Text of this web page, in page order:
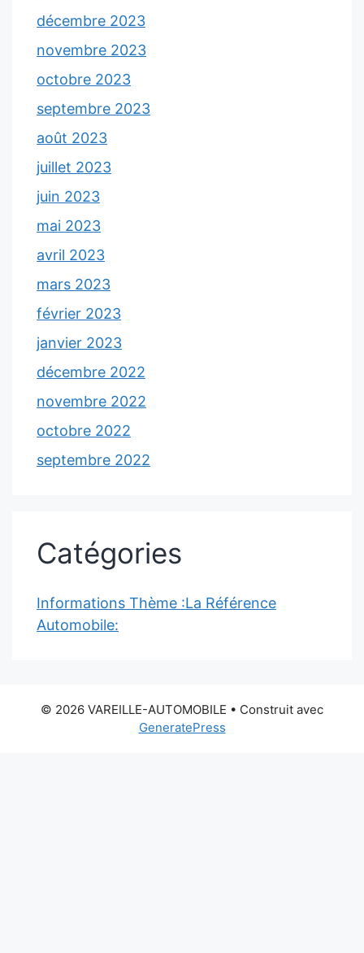
décembre 2023
novembre 2023
octobre 2023
septembre 2023
août 2023
juillet 2023
juin 2023
mai 2023
avril 2023
mars 2023
février 2023
janvier 2023
décembre 2022
novembre 2022
octobre 2022
septembre 2022
Catégories
Informations Thème :La Référence
Automobile:
© 2026 VAREILLE-AUTOMOBILE • Construit avec
GeneratePress